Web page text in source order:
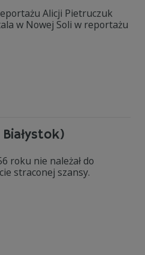
Alicji Pietruczuk
w Nowej Soli w reportażu
roku nie należał do
straconej szansy.